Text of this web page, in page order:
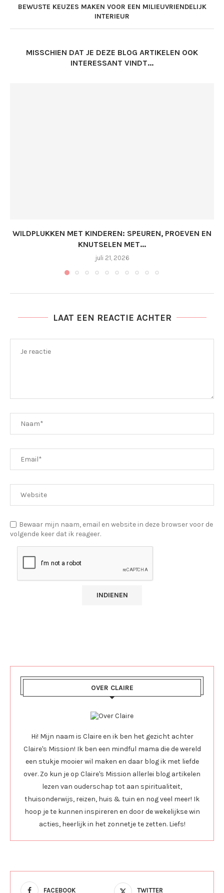
BEWUSTE KEUZES MAKEN VOOR EEN MILIEUVRIENDELIJK
INTERIEUR
MISSCHIEN DAT JE DEZE BLOG ARTIKELEN OOK
INTERESSANT VINDT...
WILDPLUKKEN MET KINDEREN: SPEUREN, PROEVEN EN
KNUTSELEN MET...
juli 21, 2026
LAAT EEN REACTIE ACHTER
Bewaar mijn naam, email en website in deze browser voor de
volgende keer dat ik reageer.
OVER CLAIRE
Hi! Mijn naam is Claire en ik ben het gezicht achter
Claire's Mission! Ik ben een mindful mama die de wereld
een stukje mooier wil maken en daar blog ik met liefde
over. Zo kun je op Claire's Mission allerlei blog artikelen
lezen van ouderschap tot aan spiritualiteit,
thuisonderwijs, reizen, huis & tuin en nog veel meer! Ik
hoop je te kunnen inspireren en door de wekelijkse win
acties, heerlijk in het zonnetje te zetten. Liefs!
FACEBOOK TWITTER